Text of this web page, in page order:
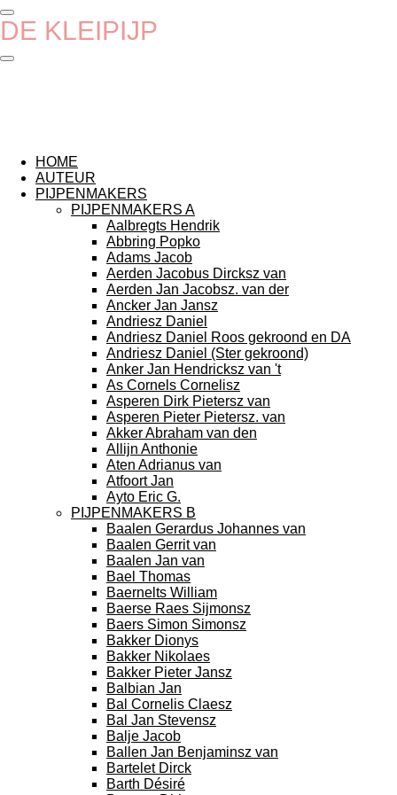
Ga
direct
de
DE KLEIPIJP
HOME
AUTEUR
PIJPENMAKERS
PIJPENMAKERS A
Aalbregts Hendrik
Abbring Popko
Adams Jacob
Aerden Jacobus Dircksz van
Aerden Jan Jacobsz. van der
Ancker Jan Jansz
Andriesz Daniel
Andriesz Daniel Roos gekroond en DA
Andriesz Daniel (Ster gekroond)
Anker Jan Hendricksz van 't
As Cornels Cornelisz
Asperen Dirk Pietersz van
Asperen Pieter Pietersz. van
Akker Abraham van den
Allijn Anthonie
Aten Adrianus van
Atfoort Jan
Ayto Eric G.
PIJPENMAKERS B
Baalen Gerardus Johannes van
Baalen Gerrit van
Baalen Jan van
Bael Thomas
Baernelts William
Baerse Raes Sijmonsz
Baers Simon Simonsz
Bakker Dionys
Bakker Nikolaes
Bakker Pieter Jansz
Balbian Jan
Bal Cornelis Claesz
Bal Jan Stevensz
Balje Jacob
Ballen Jan Benjaminsz van
Bartelet Dirck
Barth Désiré